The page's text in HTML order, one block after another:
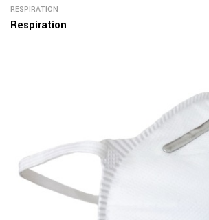
RESPIRATION
Respiration